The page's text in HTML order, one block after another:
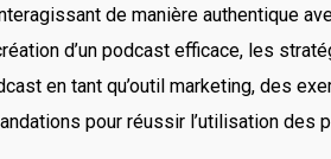
de manière authentique
d’un podcast efficace, les
en tant qu’outil marketing, des
pour réussir l’utilisation des